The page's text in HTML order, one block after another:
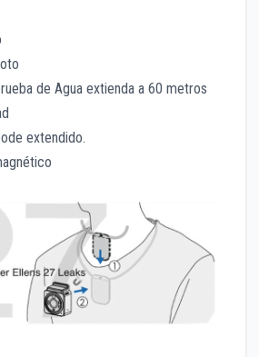
de Agua extienda a 60 metros
extendido.